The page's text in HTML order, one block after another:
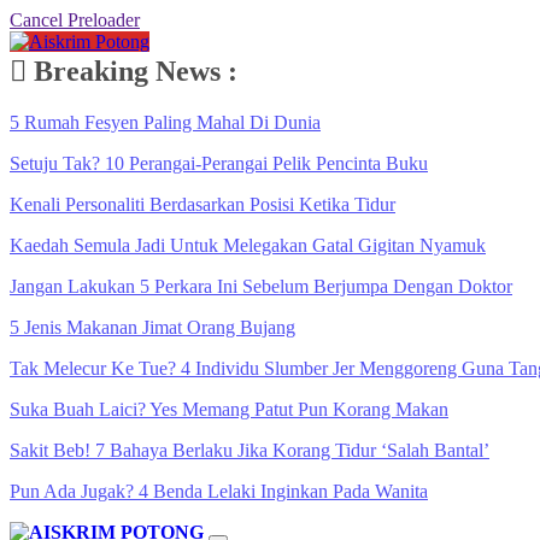
Cancel Preloader
Breaking News :
5 Rumah Fesyen Paling Mahal Di Dunia
Setuju Tak? 10 Perangai-Perangai Pelik Pencinta Buku
Kenali Personaliti Berdasarkan Posisi Ketika Tidur
Kaedah Semula Jadi Untuk Melegakan Gatal Gigitan Nyamuk
Jangan Lakukan 5 Perkara Ini Sebelum Berjumpa Dengan Doktor
5 Jenis Makanan Jimat Orang Bujang
Tak Melecur Ke Tue? 4 Individu Slumber Jer Menggoreng Guna
Suka Buah Laici? Yes Memang Patut Pun Korang Makan
Sakit Beb! 7 Bahaya Berlaku Jika Korang Tidur ‘Salah Bantal’
Pun Ada Jugak? 4 Benda Lelaki Inginkan Pada Wanita